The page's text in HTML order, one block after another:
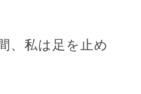
、私は足を止め